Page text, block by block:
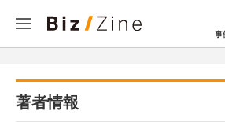
事
著者情報